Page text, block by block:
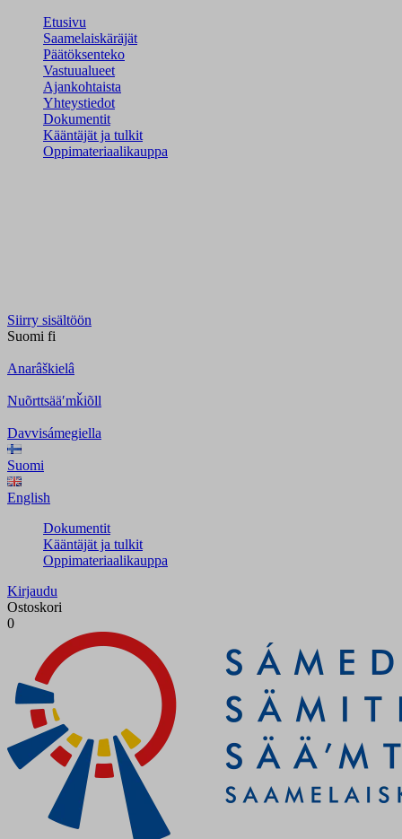
Etusivu
Saamelaiskäräjät
Päätöksenteko
Vastuualueet
Ajankohtaista
Yhteystiedot
Dokumentit
Kääntäjät ja tulkit
Oppimateriaalikauppa
Siirry sisältöön
Suomi fi
Anarâškielâ
Nuõrttsääʹmǩiõll
Davvisámegiella
Suomi
English
Dokumentit
Kääntäjät ja tulkit
Oppimateriaalikauppa
Kirjaudu
Ostoskori
0